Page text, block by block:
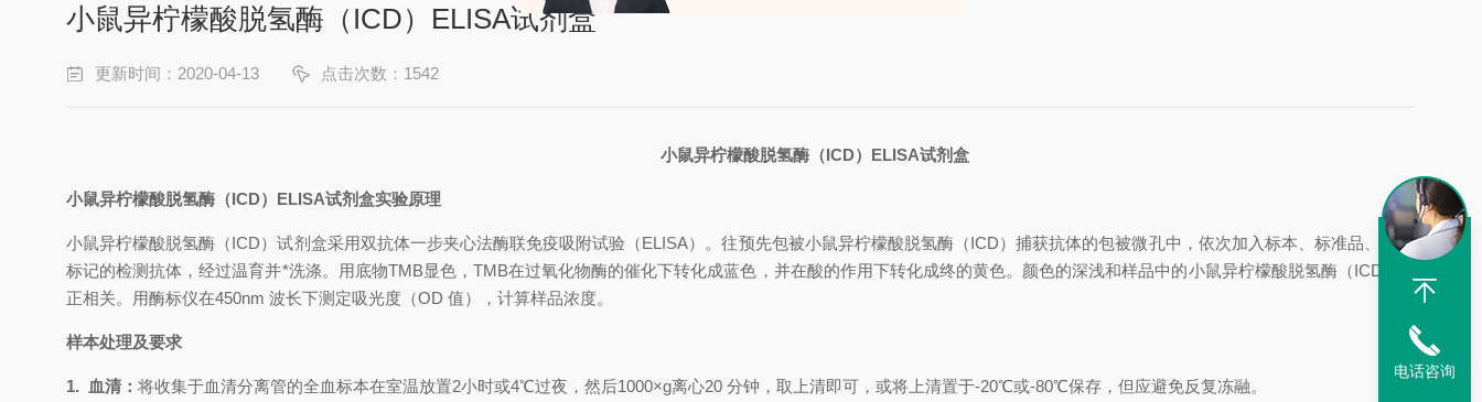
小鼠异柠檬酸脱氢酶（ICD）ELISA试剂盒
更新时间：2020-04-13 点击次数：1542
小鼠异柠檬酸脱氢酶（ICD） ELISA试剂盒
小鼠异柠檬酸脱氢酶（ICD） ELISA试剂盒实验原理
小鼠异柠檬酸脱氢酶（ICD）试剂盒采用双抗体一步夹心法酶联免疫吸附试验（ELISA）。往预先包被小鼠异柠檬酸脱氢酶（ICD）捕获抗体的包被微孔中，依次加入标本、标准品、HRP
标记的检测抗体，经过温育并*洗涤。用底物TMB显色，TMB在过氧化物酶的催化下转化成蓝色，并在酸的作用下转化成终的黄色。颜色的深浅和样品中的小鼠异柠檬酸脱氢酶（ICD）
正相关。用酶标仪在450nm 波长下测定吸光度（OD 值），计算样品浓度。
样本处理及要求
1. 血清 ： 将收集于血清分离管的全血标本在室温放置2小时或4℃过夜，然后1000×g离心20 分钟，取上清即可，或将上清置于-20℃或-80℃保存，但应避免反复冻融。
电话咨询